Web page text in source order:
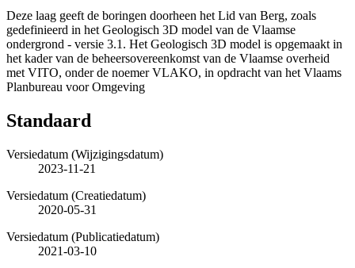
Deze laag geeft de boringen doorheen het Lid van Berg, zoals
gedefinieerd in het Geologisch 3D model van de Vlaamse
ondergrond - versie 3.1. Het Geologisch 3D model is opgemaakt in
het kader van de beheersovereenkomst van de Vlaamse overheid
met VITO, onder de noemer VLAKO, in opdracht van het Vlaams
Planbureau voor Omgeving
Standaard
Versiedatum (Wijzigingsdatum)
2023-11-21
Versiedatum (Creatiedatum)
2020-05-31
Versiedatum (Publicatiedatum)
2021-03-10